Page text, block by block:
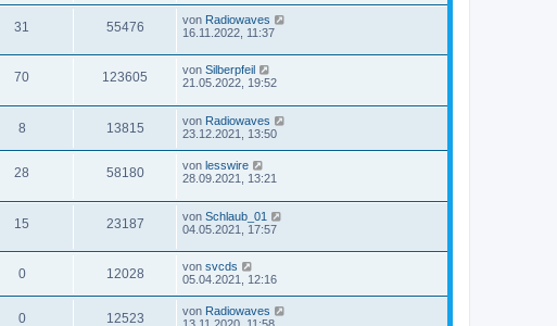
31 55476 von Radiowaves
16.11.2022, 11:37
70 123605 von Silberpfeil
21.05.2022, 19:52
8 13815 von Radiowaves
23.12.2021, 13:50
28 58180 von lesswire
28.09.2021, 13:21
15 23187 von Schlaub_01
04.05.2021, 17:57
0 12028 von svcds
05.04.2021, 12:16
0 12523 von Radiowaves